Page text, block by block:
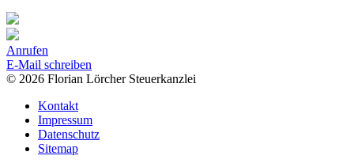
Anrufen
E-Mail schreiben
© 2026 Florian Lörcher Steuerkanzlei
Kontakt
Impressum
Datenschutz
Sitemap